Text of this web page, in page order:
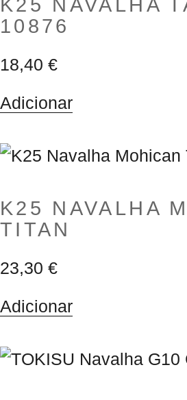
K25 NAVALHA
10876
18,40 €
Adicionar
K25 NAVALHA
TITAN
23,30 €
Adicionar